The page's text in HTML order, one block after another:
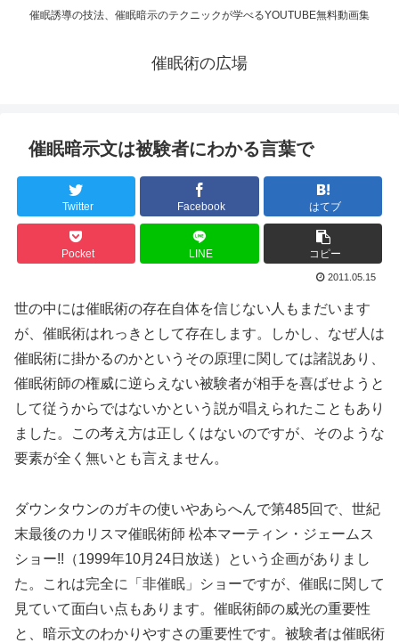
催眠誘導の技法、催眠暗示のテクニックが学べるYOUTUBE無料動画集
催眠術の広場
催眠暗示文は被験者にわかる言葉で
Twitter Facebook はてブ
Pocket LINE コピー
2011.05.15
世の中には催眠術の存在自体を信じない人もまだいます
が、催眠術はれっきとして存在します。しかし、なぜ人は
催眠術に掛かるのかというその原理に関しては諸説あり、
催眠術師の権威に逆らえない被験者が相手を喜ばせようと
して従うからではないかという説が唱えられたこともあり
ました。この考え方は正しくはないのですが、そのような
要素が全く無いとも言えません。
ダウンタウンのガキの使いやあらへんで第485回で、世紀
末最後のカリスマ催眠術師 松本マーティン・ジェームス
ショー!!（1999年10月24日放送）という企画がありまし
た。これは完全に「非催眠」ショーですが、催眠に関して
見ていて面白い点もあります。催眠術師の威光の重要性
と、暗示文のわかりやすさの重要性です。被験者は催眠術